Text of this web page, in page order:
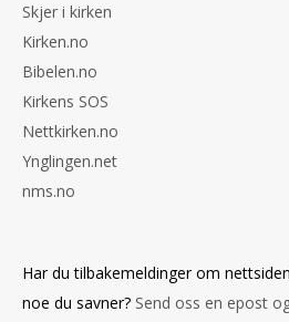
Skjer i kirken
Kirken.no
Bibelen.no
Kirkens SOS
Nettkirken.no
Ynglingen.net
nms.no
Har du tilbakemeldinger om
noe du savner? Send oss en epost